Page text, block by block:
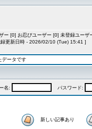
ー [0] お忍びユーザー [0] 未登録ユー
録更新日時 - 2026/02/10 (Tue) 15:41 ]
データです
名: パスワード:
新しい記事あり